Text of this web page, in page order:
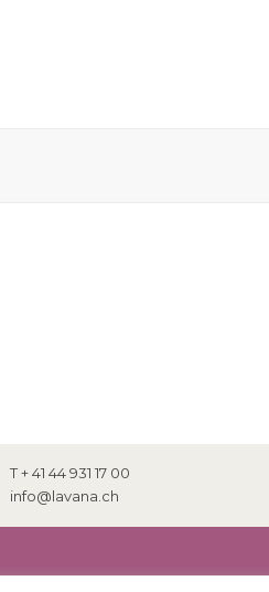
T + 41 44 931 17 00
info@lavana.ch